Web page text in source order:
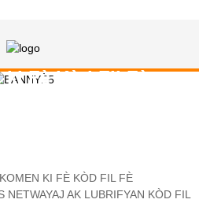
ki Fè Kòd Fil Fè
KI FÈ KÒD FIL FÈ
NETWAYAJ AK LUBRIFYAN KÒD FIL